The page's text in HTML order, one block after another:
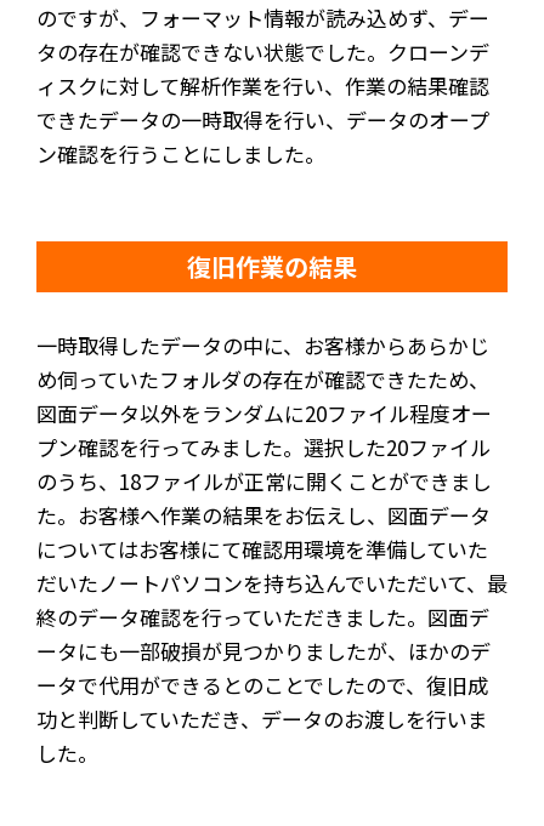
のですが、フォーマット情報が読み込めず、デー
タの存在が確認できない状態でした。クローンデ
ィスクに対して解析作業を行い、作業の結果確認
できたデータの一時取得を行い、データのオープ
ン確認を行うことにしました。
復旧作業の結果
一時取得したデータの中に、お客様からあらかじ
め伺っていたフォルダの存在が確認できたため、
図面データ以外をランダムに20ファイル程度オー
プン確認を行ってみました。選択した20ファイル
のうち、18ファイルが正常に開くことができまし
た。お客様へ作業の結果をお伝えし、図面データ
についてはお客様にて確認用環境を準備していた
だいたノートパソコンを持ち込んでいただいて、最
終のデータ確認を行っていただきました。図面デ
ータにも一部破損が見つかりましたが、ほかのデ
ータで代用ができるとのことでしたので、復旧成
功と判断していただき、データのお渡しを行いま
した。